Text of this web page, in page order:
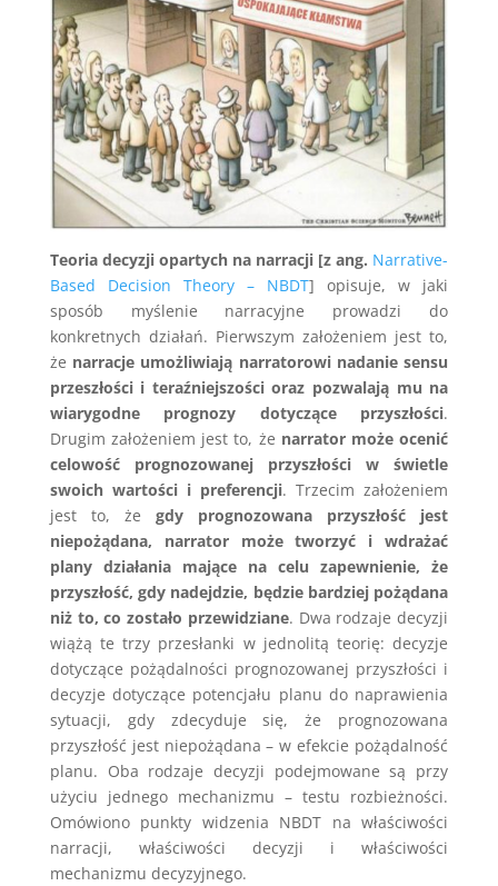
Teoria decyzji opartych na narracji [z ang. Narrative-
Based Decision Theory – NBDT] opisuje, w jaki
sposób myślenie narracyjne prowadzi do
konkretnych działań. Pierwszym założeniem jest to,
że narracje umożliwiają narratorowi nadanie sensu
przeszłości i teraźniejszości oraz pozwalają mu na
wiarygodne prognozy dotyczące przyszłości.
Drugim założeniem jest to, że narrator może ocenić
celowość prognozowanej przyszłości w świetle
swoich wartości i preferencji. Trzecim założeniem
jest to, że gdy prognozowana przyszłość jest
niepożądana, narrator może tworzyć i wdrażać
plany działania mające na celu zapewnienie, że
przyszłość, gdy nadejdzie, będzie bardziej pożądana
niż to, co zostało przewidziane. Dwa rodzaje decyzji
wiążą te trzy przesłanki w jednolitą teorię: decyzje
dotyczące pożądalności prognozowanej przyszłości i
decyzje dotyczące potencjału planu do naprawienia
sytuacji, gdy zdecyduje się, że prognozowana
przyszłość jest niepożądana – w efekcie pożądalność
planu. Oba rodzaje decyzji podejmowane są przy
użyciu jednego mechanizmu – testu rozbieżności.
Omówiono punkty widzenia NBDT na właściwości
narracji, właściwości decyzji i właściwości
mechanizmu decyzyjnego.